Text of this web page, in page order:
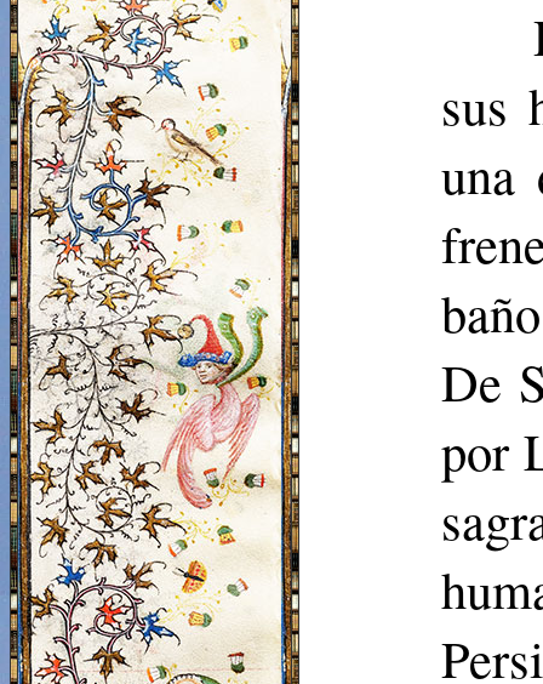
sus
una
De
por